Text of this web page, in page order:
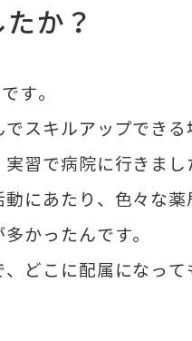
か？
す。
スキルアップでき
習で病院に行きま
にあたり、色々な薬
かったんです。
どこに配属になっ